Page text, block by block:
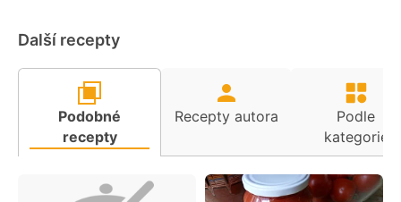
Další recepty
Podobné
recepty
Recepty autora
Podle
kategorie